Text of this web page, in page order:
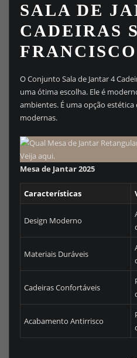
SALA DE
CADEIRAS
O Conjunto Sala de Jantar 4
uma ótima escolha. Ele é
ambientes. É uma opção estética
modernas.
Mesa de Jantar 2025
Características
Design Moderno
Materiais Duráveis
Cadeiras Confortáveis
Acabamento Antirrisco